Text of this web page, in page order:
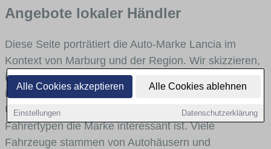
Alle Cookies akzeptieren Alle Cookies ablehnen
Einstellungen Datenschutzerklärung
Angebote lokaler Händler
Diese Seite porträtiert die Auto-Marke Lancia im
Kontext von Marburg und der Region. Wir skizzieren,
in welchen Fahrzeugklassen Lancia stark vertreten
ist, welche Modellreihen häufig im Stadt- und
Umlandverkehr zu sehen sind und für welche
Fahrertypen die Marke interessant ist. Viele
Fahrzeuge stammen von Autohäusern und